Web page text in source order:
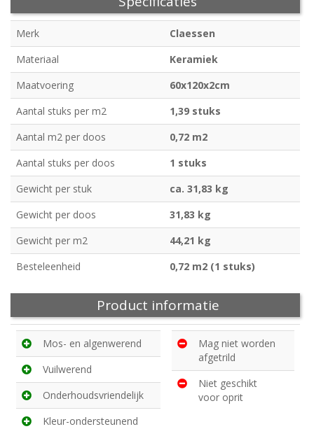
Merk
Claessen
Materiaal
Keramiek
Maatvoering
60x120x2cm
Aantal stuks per m2
1,39 stuks
Aantal m2 per doos
0,72 m2
Aantal stuks per doos
1 stuks
Gewicht per stuk
ca. 31,83 kg
Gewicht per doos
31,83 kg
Gewicht per m2
44,21 kg
Besteleenheid
0,72 m2 (1 stuks)
Product informatie
Mos- en algenwerend
Vuilwerend
Onderhoudsvriendelijk
Kleur-ondersteunend
Mag niet worden
afgetrild
Niet geschikt
voor oprit